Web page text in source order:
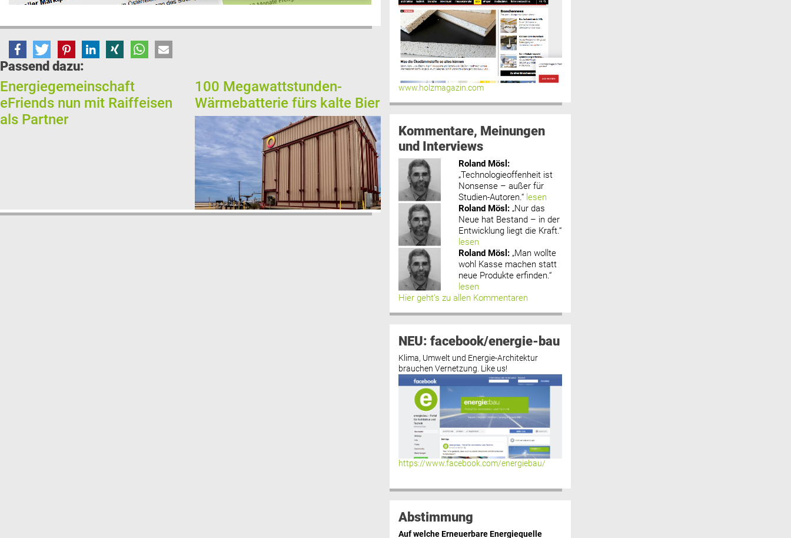
Passend dazu:
Energiegemeinschaft
eFriends nun mit Raiffeisen
als Partner
100 Megawattstunden-
Wärmebatterie fürs kalte Bier
www.holzmagazin.com
Kommentare, Meinungen
und Interviews
Roland Mösl :
„Technologieoffenheit ist
Nonsense – außer für
Studien-Autoren.“ lesen
Roland Mösl : „Nur das
Neue hat Bestand – in der
Entwicklung liegt die Kraft.“
lesen
Roland Mösl : „Man wollte
wohl Kasse machen statt
neue Produkte erfinden.“
lesen
Hier geht’s zu allen Kommentaren
NEU: facebook/energie-bau
Klima, Umwelt und Energie-Architektur
brauchen Vernetzung. Like us!
https://www.facebook.com/energiebau/
Abstimmung
Auf welche Erneuerbare Energiequelle